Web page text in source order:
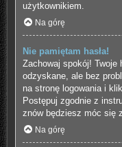
użytkownikiem.
Na górę
Nie pamiętam hasła!
Zachowaj spokój! Twoje
odzyskane, ale bez
na stronę logowania i
Postępuj zgodnie z
znów będziesz móc się
Na górę